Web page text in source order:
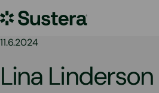
till
Sustera
Sweden
11.6.2024
Lina Linderson